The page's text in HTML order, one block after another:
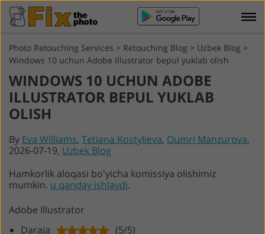
Photo Retouching Services > Retouching Blog > Uzbek Blog >
Windows 10 uchun Adobe Illustrator bepul yuklab olish
WINDOWS 10 UCHUN ADOBE
ILLUSTRATOR BEPUL YUKLAB
OLISH
By Eva Williams, Tetiana Kostylieva, Oumri Manzurova,
2026-07-19, Uzbek Blog
Hamkorlik aloqasi bo'yicha komissiya olishimiz
mumkin. u qanday ishlaydi.
Adobe Illustrator
Daraja
(5/5)